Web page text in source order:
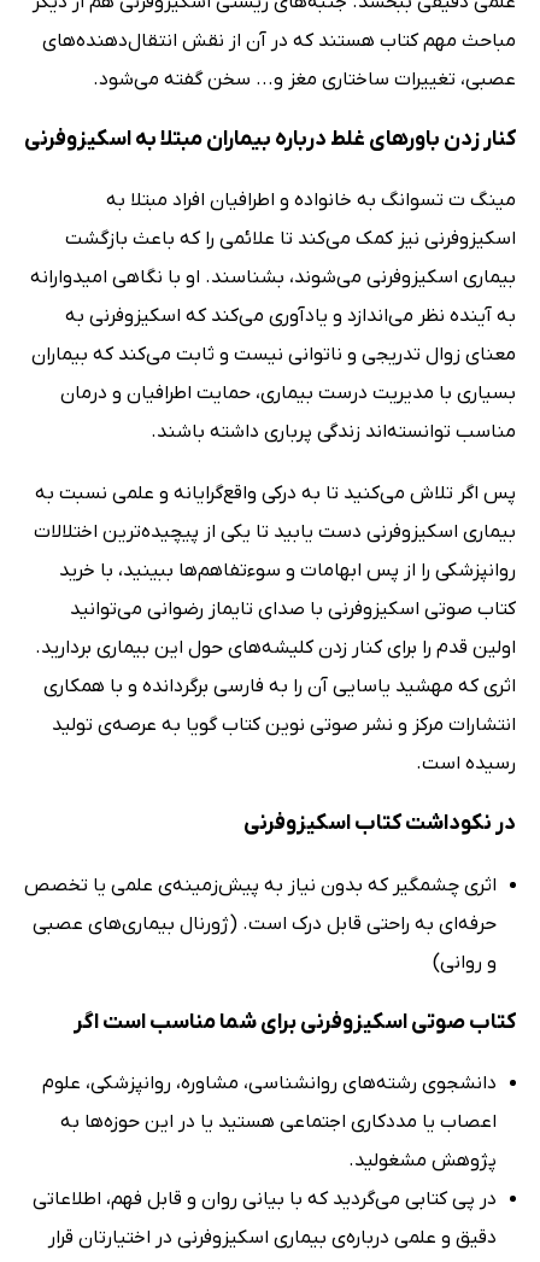
مباحث مهم کتاب هستند که در آن از نقش انتقال‌دهنده‌های
عصبی، تغییرات ساختاری مغز و... سخن گفته می‌شود.
کنار زدن باورهای غلط درباره بیماران مبتلا به اسکیزوفرنی
مینگ ت تسوانگ به خانواده و اطرافیان افراد مبتلا به
اسکیزوفرنی نیز کمک می‌کند تا علائمی را که باعث بازگشت
بیماری اسکیزوفرنی می‌شوند، بشناسند. او با نگاهی امیدوارانه
به آینده نظر می‌اندازد و یادآوری می‌کند که اسکیزوفرنی به
معنای زوال تدریجی و ناتوانی نیست و ثابت می‌کند که بیماران
بسیاری با مدیریت درست بیماری، حمایت اطرافیان و درمان
مناسب توانسته‌اند زندگی پرباری داشته باشند.
پس اگر تلاش می‌کنید تا به درکی واقع‌گرایانه و علمی نسبت به
بیماری اسکیزوفرنی دست یابید تا یکی از پیچیده‌ترین اختلالات
روانپزشکی را از پس ابهامات و سوءتفاهم‌ها ببینید، با خرید
کتاب صوتی اسکیزوفرنی با صدای تایماز رضوانی می‌توانید
اولین قدم را برای کنار زدن کلیشه‌های حول این بیماری بردارید.
اثری که مهشید یاسایی آن را به فارسی برگردانده و با همکاری
انتشارات مرکز و نشر صوتی نوین کتاب گویا به عرصه‌ی تولید
رسیده است.
در نکوداشت کتاب اسکیزوفرنی
اثری چشمگیر که بدون نیاز به پیش‌زمینه‌ی علمی یا تخصص
حرفه‌ای به راحتی قابل درک است. (ژورنال بیماری‌های عصبی
و روانی)
کتاب صوتی اسکیزوفرنی برای شما مناسب است اگر
دانشجوی رشته‌های روانشناسی، مشاوره، روانپزشکی، علوم
اعصاب یا مددکاری اجتماعی هستید یا در این حوزه‌ها به
پژوهش مشغولید.
در پی کتابی می‌گردید که با بیانی روان و قابل فهم، اطلاعاتی
دقیق و علمی درباره‌ی بیماری اسکیزوفرنی در اختیارتان قرار